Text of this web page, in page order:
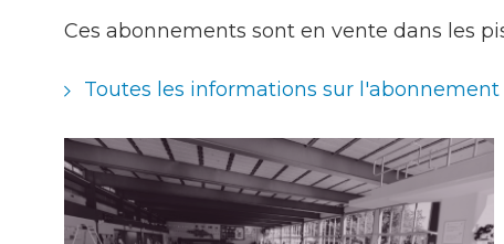
Ces abonnements sont en vente dans les
Toutes les informations sur